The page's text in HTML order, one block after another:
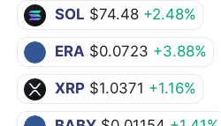
SOL $74.48 +2.48%
ERA $0.0723 +3.88%
XRP $1.0371 +1.16%